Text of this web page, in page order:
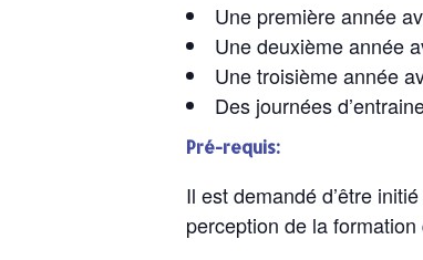
Une première année
Une deuxième année
Une troisième année
Des journées
Pré-requis:
Il est demandé d’être
perception de la